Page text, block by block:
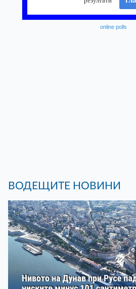
online polls
ВОДЕЩИТЕ НОВИНИ